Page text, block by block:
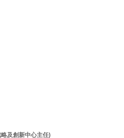
及創新中心主任)